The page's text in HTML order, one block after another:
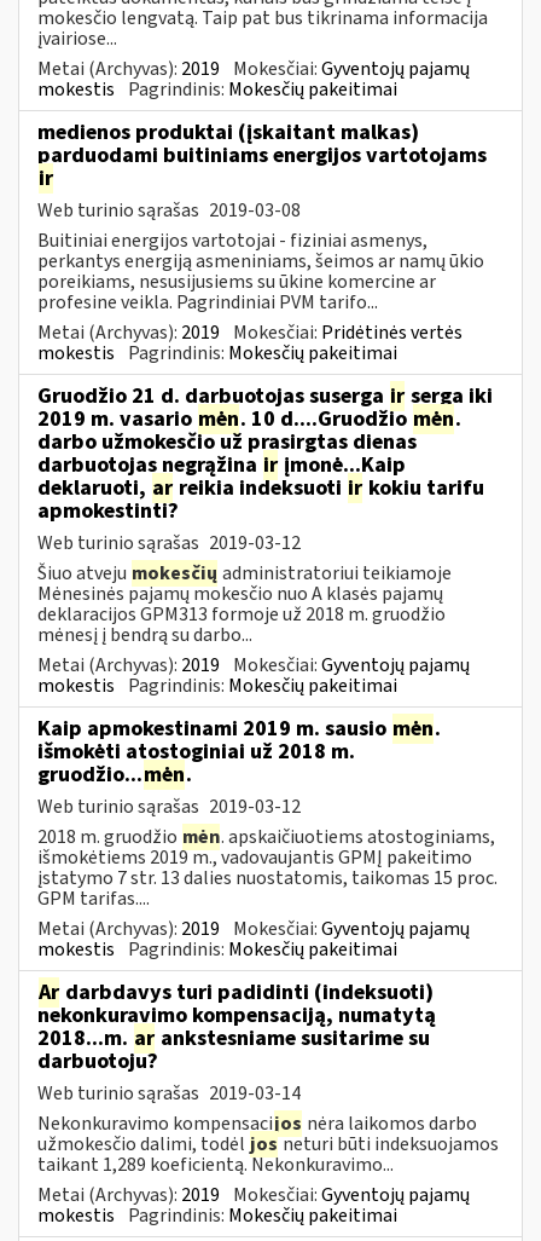
mokesčio lengvatą. Taip pat bus tikrinama informacija
įvairiose...
Metai (Archyvas): 2019 Mokesčiai:Gyventojų pajamų
mokestis Pagrindinis: Mokesčių pakeitimai
medienos produktai (įskaitant malkas)
parduodami buitiniams energijos vartotojams
ir
Web turinio sąrašas 2019-03-08
Buitiniai energijos vartotojai - fiziniai asmenys,
perkantys energiją asmeniniams, šeimos ar namų ūkio
poreikiams, nesusijusiems su ūkine komercine ar
profesine veikla. Pagrindiniai PVM tarifo...
Metai (Archyvas): 2019 Mokesčiai: Pridėtinės vertės
mokestis Pagrindinis: Mokesčių pakeitimai
Gruodžio 21 d. darbuotojas suserga ir serga iki
2019 m. vasario mėn. 10 d....Gruodžio mėn.
darbo užmokesčio už prasirgtas dienas
darbuotojas negrąžina ir įmonė...Kaip
deklaruoti, ar reikia indeksuoti ir kokiu tarifu
apmokestinti?
Web turinio sąrašas 2019-03-12
Šiuo atveju mokesčių administratoriui teikiamoje
Mėnesinės pajamų mokesčio nuo A klasės pajamų
deklaracijos GPM313 formoje už 2018 m. gruodžio
mėnesį į bendrą su darbo...
Metai (Archyvas): 2019 Mokesčiai:Gyventojų pajamų
mokestis Pagrindinis: Mokesčių pakeitimai
Kaip apmokestinami 2019 m. sausio mėn.
išmokėti atostoginiai už 2018 m.
gruodžio...mėn.
Web turinio sąrašas 2019-03-12
2018 m. gruodžio mėn. apskaičiuotiems atostoginiams,
išmokėtiems 2019 m., vadovaujantis GPMĮ pakeitimo
įstatymo 7 str. 13 dalies nuostatomis, taikomas 15 proc.
GPM tarifas....
Metai (Archyvas): 2019 Mokesčiai:Gyventojų pajamų
mokestis Pagrindinis: Mokesčių pakeitimai
Ar darbdavys turi padidinti (indeksuoti)
nekonkuravimo kompensaciją, numatytą
2018...m. ar ankstesniame susitarime su
darbuotoju?
Web turinio sąrašas 2019-03-14
Nekonkuravimo kompensacijos nėra laikomos darbo
užmokesčio dalimi, todėl josneturi būti indeksuojamos
taikant 1,289 koeficientą. Nekonkuravimo...
Metai (Archyvas): 2019 Mokesčiai:Gyventojų pajamų
mokestis Pagrindinis: Mokesčių pakeitimai